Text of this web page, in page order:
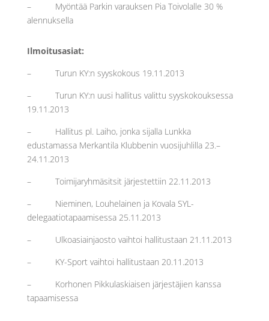
– Myöntää Parkin varauksen Pia Toivolalle 30 %
alennuksella
Ilmoitusasiat:
– Turun KY:n syyskokous 19.11.2013
– Turun KY:n uusi hallitus valittu syyskokouksessa
19.11.2013
– Hallitus pl. Laiho, jonka sijalla Lunkka
edustamassa Merkantila Klubbenin vuosijuhlilla 23.–
24.11.2013
– Toimijaryhmäsitsit järjestettiin 22.11.2013
– Nieminen, Louhelainen ja Kovala SYL-
delegaatiotapaamisessa 25.11.2013
– Ulkoasiainjaosto vaihtoi hallitustaan 21.11.2013
– KY-Sport vaihtoi hallitustaan 20.11.2013
– Korhonen Pikkulaskiaisen järjestäjien kanssa
tapaamisessa